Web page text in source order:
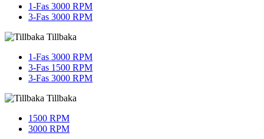
1-Fas 3000 RPM
3-Fas 3000 RPM
Tillbaka
1-Fas 3000 RPM
3-Fas 1500 RPM
3-Fas 3000 RPM
Tillbaka
1500 RPM
3000 RPM